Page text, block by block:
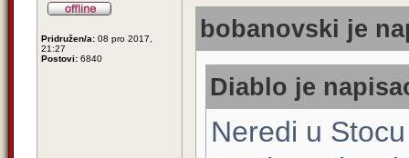
Pridružen/a: 08 pro 2017,
21:27
Postovi: 6840
bobanovski je
Diablo je
Neredi u